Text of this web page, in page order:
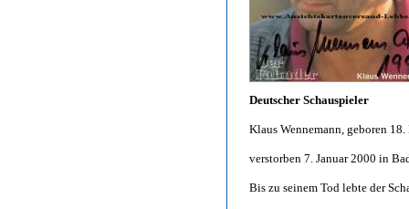
Deutscher Schauspieler
Klaus Wennemann, geboren
verstorben 7. Januar 2000 in
Bis zu seinem Tod lebte der